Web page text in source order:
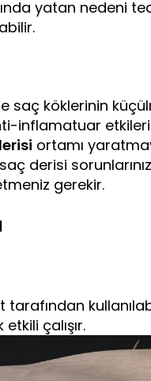
yatan nedeni
saç köklerinin
inflamatuar
ortamı
derisi
gerekir.
çalışır.